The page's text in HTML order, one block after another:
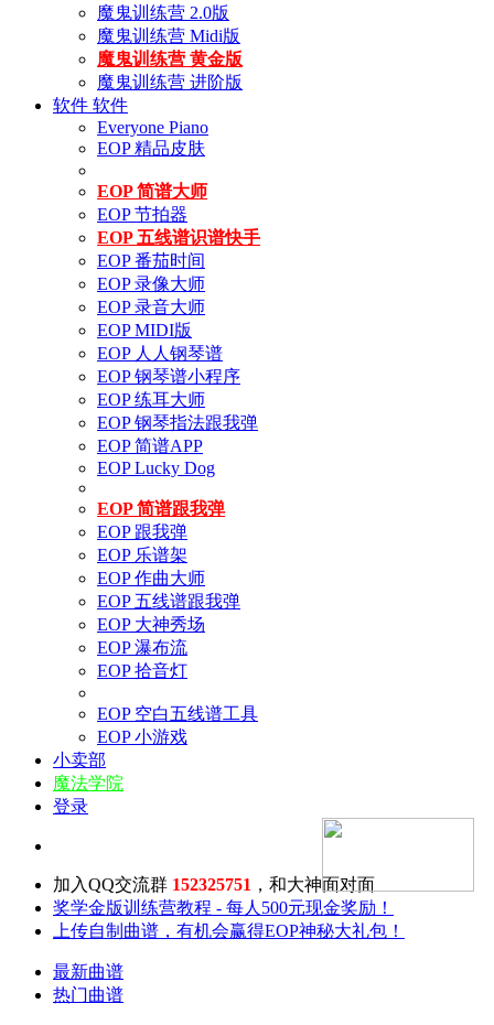
魔鬼训练营 2.0版
魔鬼训练营 Midi版
魔鬼训练营 黄金版
魔鬼训练营 进阶版
软件 软件
Everyone Piano
EOP 精品皮肤
EOP 简谱大师
EOP 节拍器
EOP 五线谱识谱快手
EOP 番茄时间
EOP 录像大师
EOP 录音大师
EOP MIDI版
EOP 人人钢琴谱
EOP 钢琴谱小程序
EOP 练耳大师
EOP 钢琴指法跟我弹
EOP 简谱APP
EOP Lucky Dog
EOP 简谱跟我弹
EOP 跟我弹
EOP 乐谱架
EOP 作曲大师
EOP 五线谱跟我弹
EOP 大神秀场
EOP 瀑布流
EOP 拾音灯
EOP 空白五线谱工具
EOP 小游戏
小卖部
魔法学院
登录
加入QQ交流群 152325751 ，和大神面对面
奖学金版训练营教程 - 每人500元现金奖励！
上传自制曲谱，有机会赢得EOP神秘大礼包！
最新曲谱
热门曲谱